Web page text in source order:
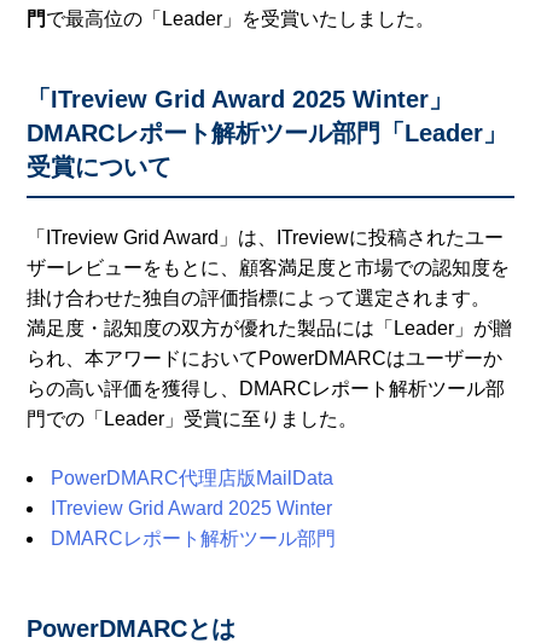
門で最高位の「Leader」を受賞いたしました。
「ITreview Grid Award 2025 Winter」
DMARCレポート解析ツール部門「Leader」
受賞について
「ITreview Grid Award」は、ITreviewに投稿されたユー
ザーレビューをもとに、顧客満足度と市場での認知度を
掛け合わせた独自の評価指標によって選定されます。
満足度・認知度の双方が優れた製品には「Leader」が贈
られ、本アワードにおいてPowerDMARCはユーザーか
らの高い評価を獲得し、DMARCレポート解析ツール部
門での「Leader」受賞に至りました。
PowerDMARC代理店版MailData
ITreview Grid Award 2025 Winter
DMARCレポート解析ツール部門
PowerDMARCとは